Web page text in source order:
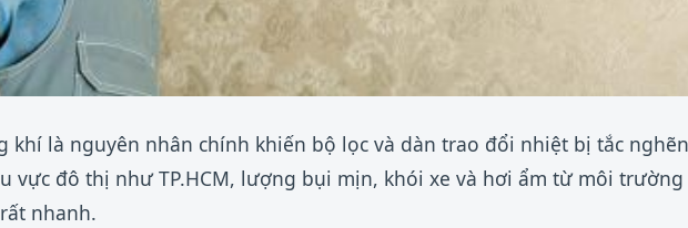
khí là nguyên nhân chính khiến bộ lọc và dàn trao đổi nhiệt bị tắc
vực đô thị như TP.HCM, lượng bụi mịn, khói xe và hơi ẩm từ môi trường
nhanh.